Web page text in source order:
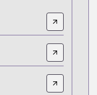
8a6f-4b31-
B0DKTN8QM6